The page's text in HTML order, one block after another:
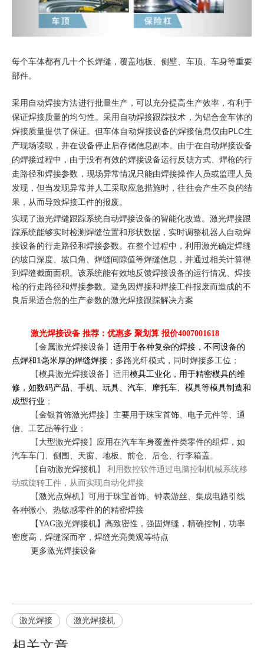
每个车体都有几十个长焊缝，覆盖地板、侧壁、车顶、车身等重要
部件。
采用自动焊接方法进行批量生产，可以充分提高生产效率，有利于
保证焊接质量的均匀性。采用自动焊接跟踪技术，为铝合金车体的
焊接质量提供了保证。但车体自动焊接设备的焊接信息仅由PLC生
产现场读取，并在设备停止后存储信息副本。由于在自动焊接设备
的焊接过程中，由于没有有效的焊接设备运行反馈方式、焊枪的行
走路径和焊接参数，现场异常情况只能由焊接操作人员或监理人员
发现，但当发现异常并人工采取应急措施时，往往会产生不良的结
果，从而导致焊接工件的报废。
实现了激光焊缝跟踪系统自动焊接设备的智能化改造。激光焊接跟
踪系统能够实时检测焊缝位置和形状数据，实时调整机器人自动焊
接设备的行走路径和焊接参数。在整个过程中，利用激光确定焊缝
的坡口深度、坡口角、焊缝间隙值等焊缝信息，并通过相关计算得
到焊缝截面面积。该系统能有效地反馈焊接设备的运行情况、焊接
枪的行走路径和焊接参数。避免因焊接和焊接工件报废而造成的不
良后果适合您的生产参数的激光焊接跟踪解决方案
激光焊接设备 推荐：优惠多 聚划算 报价4007001618
【金属激光焊接设备 】 适用于各种复杂的焊接，不同设备的
点焊和1 毫米厚的焊缝焊接 ；多路光纤模式，同时焊接多工位 ；
【模具激光焊接设备 】适用模具工业化，用于精密模具的维
修，如数码产品、手机、玩具、汽车、摩托车、模具等模具制造和
成型行业 ；
【金银首饰激光焊接】 主要用于珠宝首饰、电子元件等、通
信、工艺品等行业 ；
【 大型激光焊接】 应用在汽车车身覆盖件类零件的组焊，如
汽车车门、侧围、天窗、地板、前仓、后仓、行李箱盖 。
【 自动激光焊接机】 利用数控软件通过电脑控制机械系统移
动或旋转工件，从而实现自动化焊接
【激光点焊机】 可用于珠宝首饰、钟表游丝、集成电路引线
各种微小、热敏感零件的的精密焊接
【YAG激光焊接机】高致密性，强固焊缝，精确控制，功率
密度高，焊缝深而窄，焊缝光亮美观等特点
更多激光焊接设备
激光焊接 激光焊接机